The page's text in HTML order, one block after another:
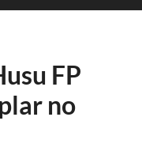
FP
no